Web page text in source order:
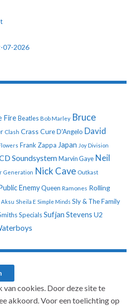
07-2026
Fire Beatles Bob Marley Bruce
Clash Crass CureD'Angelo David
Frank Zappa Japan Joy Division
Soundsystem Marvin Gaye Neil
Generation Nick Cave Outkast
EnemyQueen Ramones Rolling
Aksu Sheila E Simple Minds Sly & The Family
SpecialsSufjan Stevens U2
cookies. Door deze site te
akkoord. Voor een toelichting op